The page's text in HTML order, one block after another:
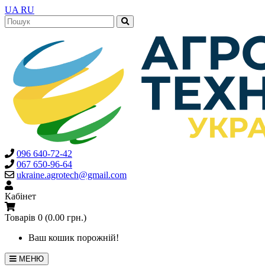
UA RU
096 640-72-42
067 650-96-64
ukraine.agrotech@gmail.com
Кабінет
Товарів 0 (0.00 грн.)
Ваш кошик порожній!
МЕНЮ